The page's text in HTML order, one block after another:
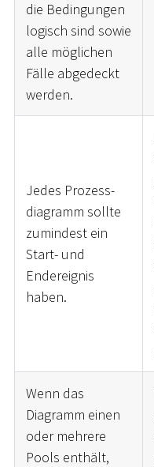
die Bedingungen
logisch sind sowie
alle möglichen
Fälle abgedeckt
werden.
Jedes Prozess-
diagramm sollte
zumindest ein
Start- und
Endereignis
haben.
Wenn das
Diagramm einen
oder mehrere
Pools enthält,